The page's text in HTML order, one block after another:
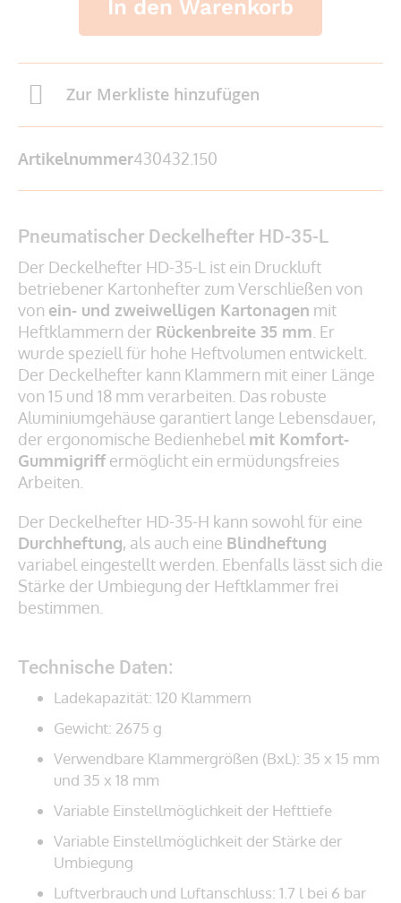
In den Warenkorb
Zur Merkliste hinzufügen
Artikelnummer430432.150
Pneumatischer Deckelhefter HD-35-L
Der Deckelhefter HD-35-L ist ein Druckluft
betriebener Kartonhefter zum Verschließen von
von ein- und zweiwelligen Kartonagen mit
Heftklammern der Rückenbreite 35 mm . Er
wurde speziell für hohe Heftvolumen entwickelt.
Der Deckelhefter kann Klammern mit einer Länge
von 15 und 18 mm verarbeiten. Das robuste
Aluminiumgehäuse garantiert lange Lebensdauer,
der ergonomische Bedienhebel mit Komfort-
Gummigriff ermöglicht ein ermüdungsfreies
Arbeiten.
Der Deckelhefter HD-35-H kann sowohl für eine
Durchheftung, als auch eine Blindheftung
variabel eingestellt werden. Ebenfalls lässt sich die
Stärke der Umbiegung der Heftklammer frei
bestimmen.
Technische Daten:
Ladekapazität: 120 Klammern
Gewicht: 2675 g
Verwendbare Klammergrößen (BxL): 35 x 15 mm
und 35 x 18 mm
Variable Einstellmöglichkeit der Hefttiefe
Variable Einstellmöglichkeit der Stärke der
Umbiegung
Luftverbrauch und Luftanschluss: 1.7 l bei 6 bar